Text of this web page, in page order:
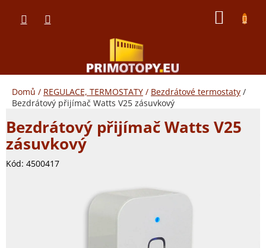
obsah
Domů / REGULACE, TERMOSTATY / Bezdrátové termostaty /
Bezdrátový přijímač Watts V25 zásuvkový
Bezdrátový přijímač Watts V25
zásuvkový
Kód: 4500417